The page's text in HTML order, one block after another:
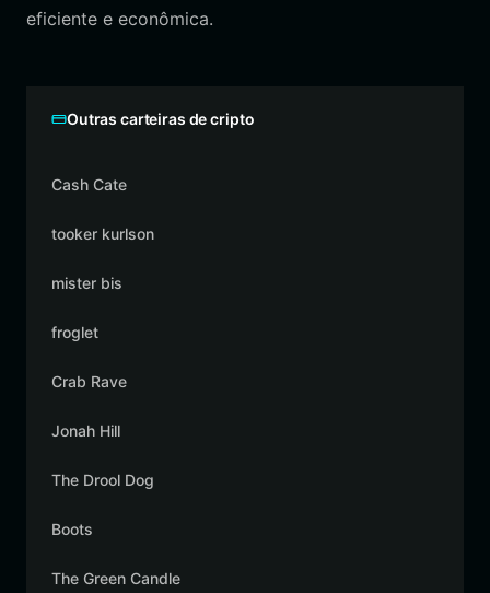
eficiente e econômica.
Outras carteiras de cripto
Cash Cate
tooker kurlson
mister bis
froglet
Crab Rave
Jonah Hill
The Drool Dog
Boots
The Green Candle